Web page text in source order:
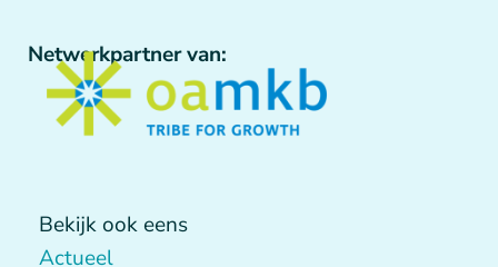
Netwerkpartner van:
Bekijk ook eens
Actueel